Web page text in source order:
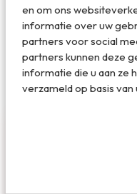
en om ons
informatie over uw
partners voor social
partners kunnen deze
informatie die u aan ze
verzameld op basis